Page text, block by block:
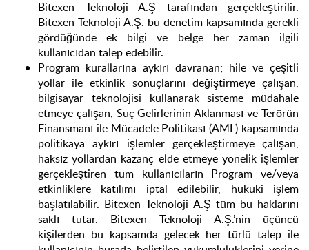
Bitexen Teknoloji A.Ş tarafından gerçekleştirilir.
Bitexen Teknoloji A.Ş. bu denetim kapsamında gerekli
gördüğünde ek bilgi ve belge her zaman ilgili
kullanıcıdan talep edebilir.
Program kurallarına aykırı davranan; hile ve çeşitli
yollar ile etkinlik sonuçlarını değiştirmeye çalışan,
bilgisayar teknolojisi kullanarak sisteme müdahale
etmeye çalışan, Suç Gelirlerinin Aklanması ve Terörün
Finansmanı ile Mücadele Politikası (AML) kapsamında
politikaya aykırı işlemler gerçekleştirmeye çalışan,
haksız yollardan kazanç elde etmeye yönelik işlemler
gerçekleştiren tüm kullanıcıların Program ve/veya
etkinliklere katılımı iptal edilebilir, hukuki işlem
başlatılabilir. Bitexen Teknoloji A.Ş tüm bu haklarını
saklı tutar. Bitexen Teknoloji A.Ş.’nin üçüncü
kişilerden bu kapsamda gelecek her türlü talep ile